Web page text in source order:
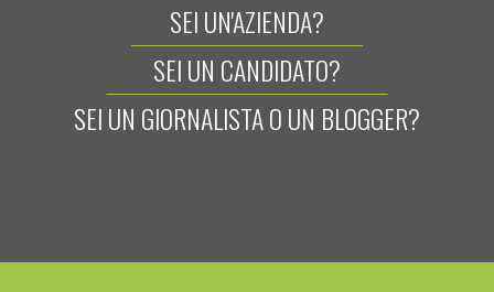
SEI UN'AZIENDA?
SEI UN CANDIDATO?
SEI UN GIORNALISTA O UN BLOGGER?